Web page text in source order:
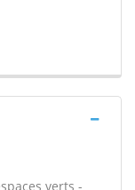
verts -